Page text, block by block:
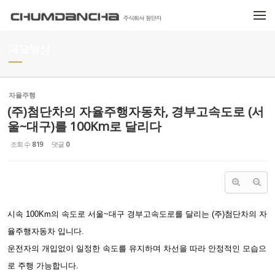
자율주행
(주)첨단차의 자율주행자동차, 경부고속도로 (서
울~대구)를 100Km로 달리다
조회 수 819 댓글 0
시속 100Km의 속도로 서울~대구 경부고속도로를 달리는 (주)첨단차의 자
율주행자동차 입니다.
운전자의 개입없이 일정한 속도를 유지하며 차선을 따라 안정적인 모습으
로 주행 가능합니다.